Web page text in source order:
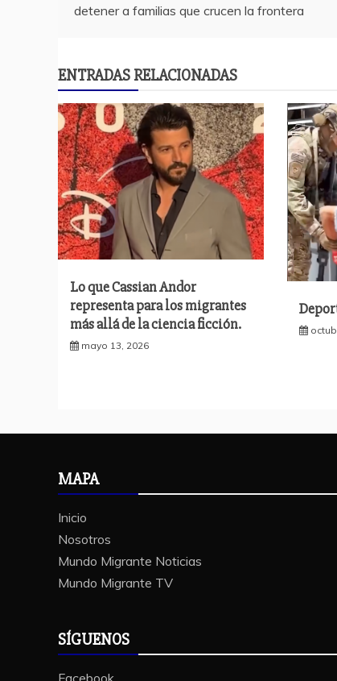
de
entradas
detener a familias que crucen la frontera
ENTRADAS RELACIONADAS
Lo que Cassian Andor
representa para los migrantes
más allá de la ciencia ficción.
mayo 13, 2026
MAPA
Inicio
Nosotros
Mundo Migrante Noticias
Mundo Migrante TV
SÍGUENOS
Facebook